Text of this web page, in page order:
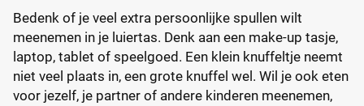
Bedenk of je veel extra persoonlijke spullen wilt
meenemen in je luiertas. Denk aan een make-up tasje,
laptop, tablet of speelgoed. Een klein knuffeltje neemt
niet veel plaats in, een grote knuffel wel. Wil je ook eten
voor jezelf, je partner of andere kinderen meenemen,